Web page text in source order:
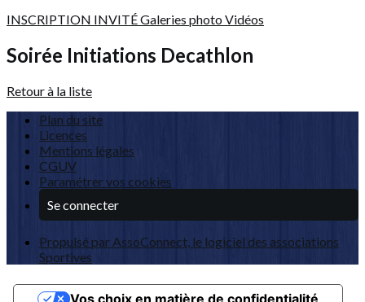
INSCRIPTION INVITÉGaleries photoVidéos
Soirée Initiations Decathlon
Retour à la liste
Plan du site
Licences
Mentions légales
CGUV
Paramétrer vos cookies
Se connecter
Propulsé par AssoConnect, le logiciel des associations
Sportives
Vos choix en matière de confidentialité